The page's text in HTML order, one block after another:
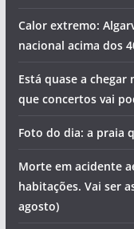
Calor extremo:
nacional acima dos
Está quase a chegar
que concertos vai
Foto do dia: a praia
Morte em acidente
habitações. Vai ser
agosto)